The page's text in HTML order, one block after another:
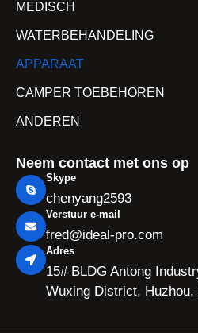
MEDISCH
WATERBEHANDELING
APPARAAT
CAMPER TOEBEHOREN
ANDEREN
Neem contact met ons op
Skype
chenyang2593
Verstuur e-mail
fred@ideal-pro.com
Adres
15# BLDG Antong
Wuxing District, Huzhou,